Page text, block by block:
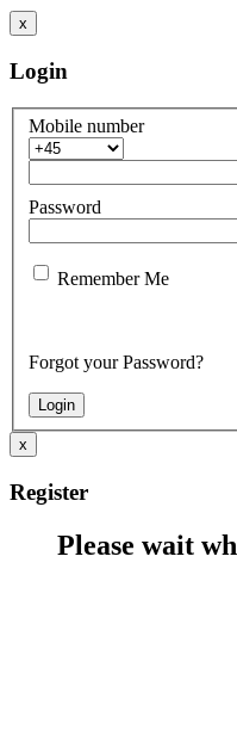
x
Login
Mobile number
Password
Remember Me
Forgot your Password?
x
Register
Please wait